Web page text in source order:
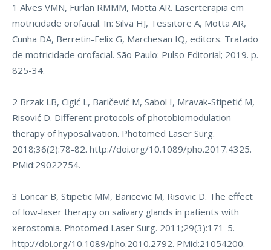
1 Alves VMN, Furlan RMMM, Motta AR. Laserterapia em
motricidade orofacial. In: Silva HJ, Tessitore A, Motta AR,
Cunha DA, Berretin-Felix G, Marchesan IQ, editors. Tratado
de motricidade orofacial. São Paulo: Pulso Editorial; 2019. p.
825-34.
2 Brzak LB, Cigić L, Baričević M, Sabol I, Mravak-Stipetić M,
Risović D. Different protocols of photobiomodulation
therapy of hyposalivation. Photomed Laser Surg.
2018;36(2):78-82. http://doi.org/10.1089/pho.2017.4325.
PMid:29022754.
3 Loncar B, Stipetic MM, Baricevic M, Risovic D. The effect
of low-laser therapy on salivary glands in patients with
xerostomia. Photomed Laser Surg. 2011;29(3):171-5.
http://doi.org/10.1089/pho.2010.2792. PMid:21054200.